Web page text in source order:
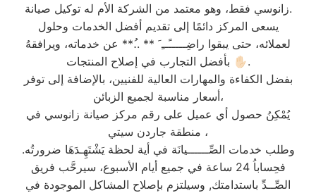
زانوسي فقط، وهو معتمد من الشركة الأم له توكيل صيانة.
يسعى المركز دائمًا إلى تقديم أفضل الخدمات وحلول
لعملائه، حتى يبقوا راضِـــــًــِ َ ** ..ُ** عن خدماته، ويرافقهُ
✋🏻 بأفضل التجارب في إصلاح المنتجات.
بفضل الكفاءة والمهارات العالية للفنيين، بالإضافة إلى توفر
أسعار مناسبة لجميع الزبائن،
يُمْكِنُ حصول أي عميل على رقم مركز صيانة زانوسي في
منطقة جاردن سيتي ،
وطلب خدمات الصِّــــــيانَة في أية لحظة يَشْتَهِـدَهَا ضرورتُه.
فحِساباُ 24 ساعة في جميع أيام الأسبوع، سيرحَّب فريق
الصِّــدِّ باستدامتك, وسيلتزم بإصلاح المشاكل الموجودة في